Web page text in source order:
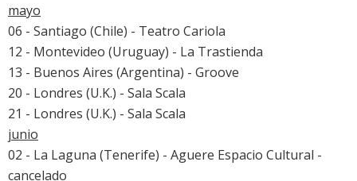
mayo
06 - Santiago (Chile) - Teatro Cariola
12 - Montevideo (Uruguay) - La Trastienda
13 - Buenos Aires (Argentina) - Groove
20 - Londres (U.K.) - Sala Scala
21 - Londres (U.K.) - Sala Scala
junio
02 - La Laguna (Tenerife) - Aguere Espacio Cultural -
cancelado